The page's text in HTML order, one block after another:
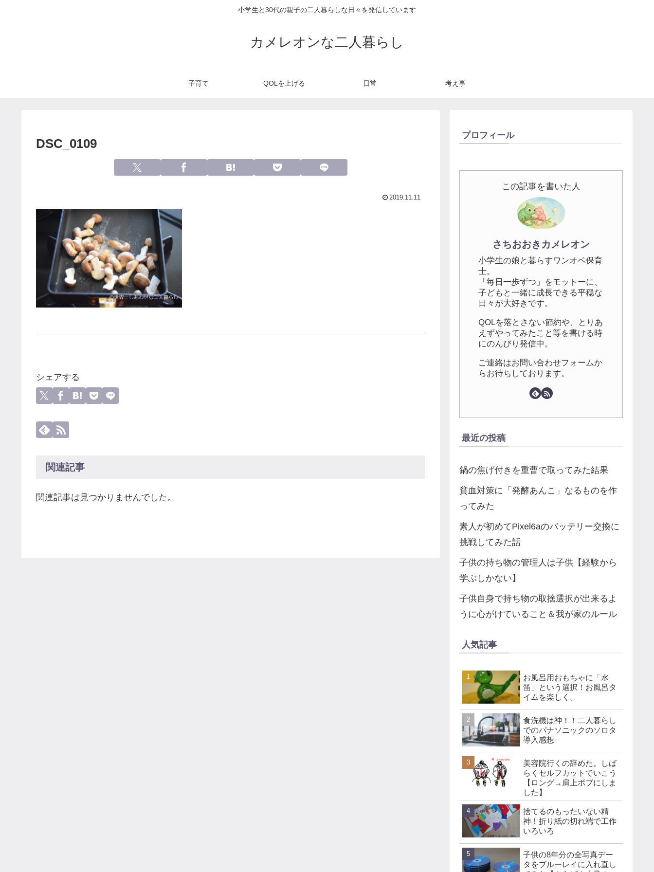
小学生と30代の親子の二人暮らしな日々を発信しています
カメレオンな二人暮らし
子育て QOLを上げる 日常 考え事
DSC_0109
2019.11.11
シェアする
関連記事
関連記事は見つかりませんでした。
プロフィール
この記事を書いた人
さちおおきカメレオン
小学生の娘と暮らすワンオペ保育
士。
「毎日一歩ずつ」をモットーに、
子どもと一緒に成長できる平穏な
日々が大好きです。
QOLを落とさない節約や、とりあ
えずやってみたこと等を書ける時
にのんびり発信中。
ご連絡はお問い合わせフォームか
らお待ちしております。
最近の投稿
鍋の焦げ付きを重曹で取ってみた結果
貧血対策に「発酵あんこ」なるものを作
ってみた
素人が初めてPixel6aのバッテリー交換に
挑戦してみた話
子供の持ち物の管理人は子供【経験から
学ぶしかない】
子供自身で持ち物の取捨選択が出来るよ
うに心がけていること＆我が家のルール
人気記事
お風呂用おもちゃに「水
笛」という選択！お風呂タ
イムを楽しく。
食洗機は神！！二人暮らし
でのパナソニックのソロタ
導入感想
美容院行くの辞めた。しば
らくセルフカットでいこう
【ロング→肩上ボブにしま
した】
捨てるのもったいない精
神！折り紙の切れ端で工作
いろいろ
子供の8年分の全写真デー
タをブルーレイに入れ直し